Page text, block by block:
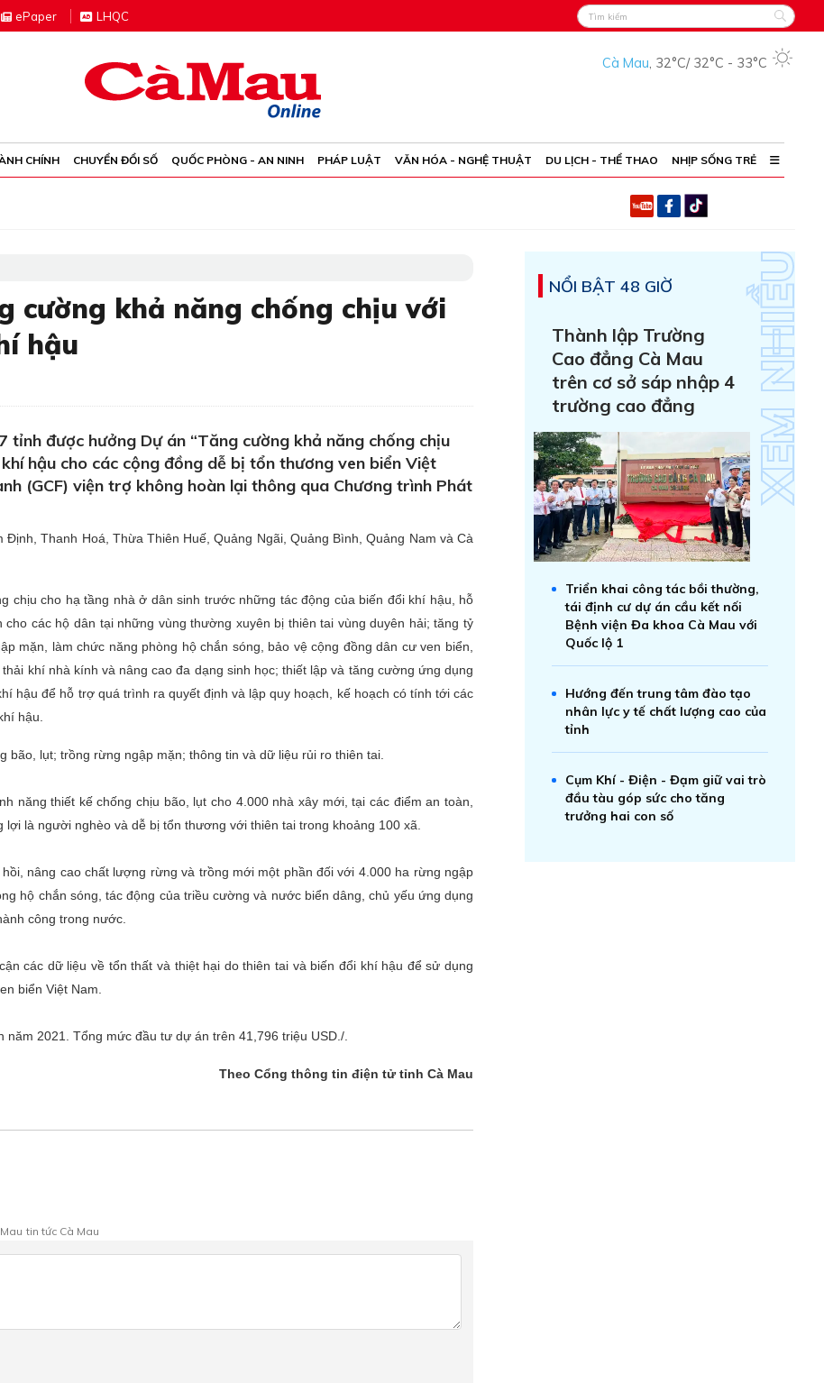
ePaper LHQC
Cà Mau, 32°C/ 32°C - 33°C
CHÍNH CHUYỂN ĐỔI SỐ QUỐC PHÒNG - AN NINH PHÁP LUẬT VĂN HÓA - NGHỆ THUẬT DU LỊCH - THỂ THAO NHỊP SỐNG TRẺ
cường khả năng chống chịu với
hậu
tỉnh được hưởng Dự án “Tăng cường khả năng chống chịu
hậu cho các cộng đồng dễ bị tổn thương ven biển Việt
(GCF) viện trợ không hoàn lại thông qua Chương trình Phát
Thanh Hoá, Thừa Thiên Huế, Quảng Ngãi, Quảng Bình, Quảng Nam và Cà
chịu cho hạ tầng nhà ở dân sinh trước những tác động của biến đổi khí hậu, hỗ
các hộ dân tại những vùng thường xuyên bị thiên tai vùng duyên hải; tăng tỷ
mặn, làm chức năng phòng hộ chắn sóng, bảo vệ cộng đồng dân cư ven biển,
khí nhà kính và nâng cao đa dạng sinh học; thiết lập và tăng cường ứng dụng
hậu để hỗ trợ quá trình ra quyết định và lập quy hoạch, kế hoạch có tính tới các
hậu.
bão, lụt; trồng rừng ngập mặn; thông tin và dữ liệu rủi ro thiên tai.
năng thiết kế chống chịu bão, lụt cho 4.000 nhà xây mới, tại các điểm an toàn,
là người nghèo và dễ bị tổn thương với thiên tai trong khoảng 100 xã.
nâng cao chất lượng rừng và trồng mới một phần đối với 4.000 ha rừng ngập
hộ chắn sóng, tác động của triều cường và nước biển dâng, chủ yếu ứng dụng
công trong nước.
các dữ liệu về tổn thất và thiệt hại do thiên tai và biến đổi khí hậu để sử dụng
biển Việt Nam.
2021. Tổng mức đầu tư dự án trên 41,796 triệu USD./.
Theo Cổng thông tin điện tử tỉnh Cà Mau
tin tức Cà Mau
NỔI BẬT 48 GIỜ
Thành lập Trường
Cao đẳng Cà Mau
trên cơ sở sáp nhập 4
trường cao đẳng
Triển khai công tác bồi thường,
tái định cư dự án cầu kết nối
Bệnh viện Đa khoa Cà Mau với
Quốc lộ 1
Hướng đến trung tâm đào tạo
nhân lực y tế chất lượng cao của
tỉnh
Cụm Khí - Điện - Đạm giữ vai trò
đầu tàu góp sức cho tăng
trưởng hai con số